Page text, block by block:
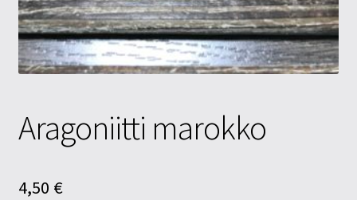
Aragoniitti marokko
4,50 €